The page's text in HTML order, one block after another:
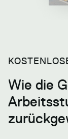
Wie die